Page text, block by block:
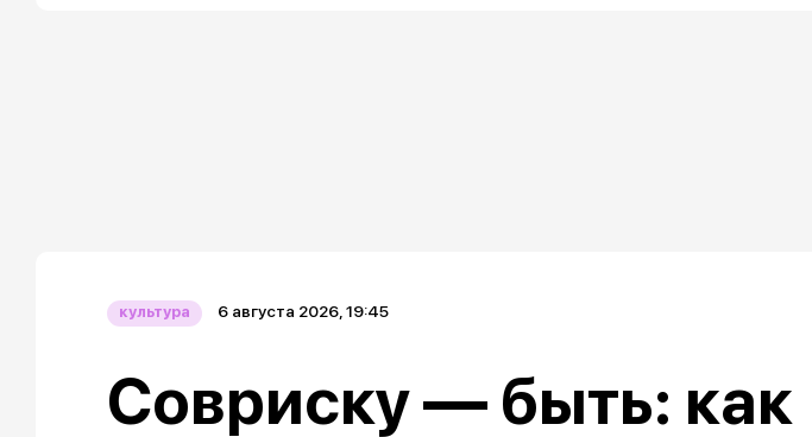
культура 6 августа 2026, 19:45
Совриску — быть: как